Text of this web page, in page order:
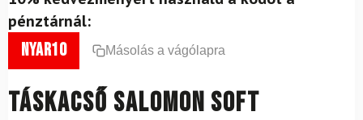
pénztárnál:
nyar10 Másolás a vágólapra
Táskacső SALOMON Soft